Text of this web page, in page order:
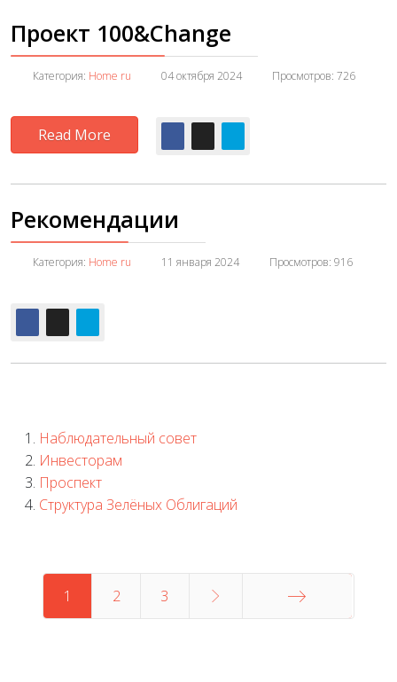
Проект 100&Change
Категория: Home ru 04 октября 2024 Просмотров: 726
Read More
Рекомендации
Категория: Home ru 11 января 2024 Просмотров: 916
Наблюдательный совет
Инвесторам
Проспект
Структура Зелёных Облигаций
1 2 3